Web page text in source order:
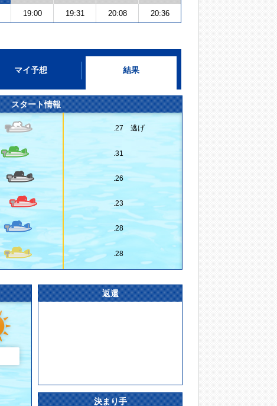
19:00 19:31 20:08 20:36
マイ予想 結果
スタート情報
.27 逃げ
.31
.26
.23
.28
.28
返還
決まり手